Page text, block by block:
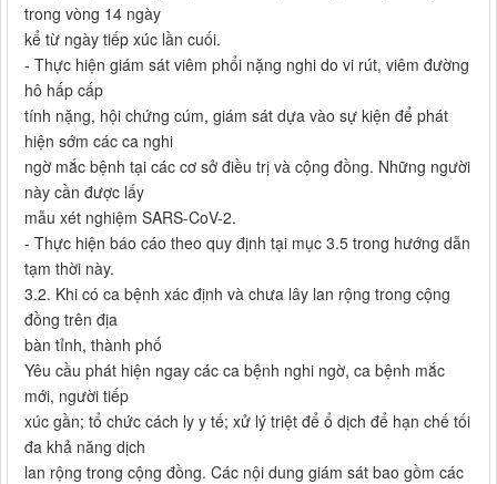
trong vòng 14 ngày
kể từ ngày tiếp xúc lần cuối.
- Thực hiện giám sát viêm phổi nặng nghi do vi rút, viêm đường
hô hấp cấp
tính nặng, hội chứng cúm, giám sát dựa vào sự kiện để phát
hiện sớm các ca nghi
ngờ mắc bệnh tại các cơ sở điều trị và cộng đồng. Những người
này cần được lấy
mẫu xét nghiệm SARS-CoV-2.
- Thực hiện báo cáo theo quy định tại mục 3.5 trong hướng dẫn
tạm thời này.
3.2. Khi có ca bệnh xác định và chưa lây lan rộng trong cộng
đồng trên địa
bàn tỉnh, thành phố
Yêu cầu phát hiện ngay các ca bệnh nghi ngờ, ca bệnh mắc
mới, người tiếp
xúc gần; tổ chức cách ly y tế; xử lý triệt để ổ dịch để hạn chế tối
đa khả năng dịch
lan rộng trong cộng đồng. Các nội dung giám sát bao gồm các